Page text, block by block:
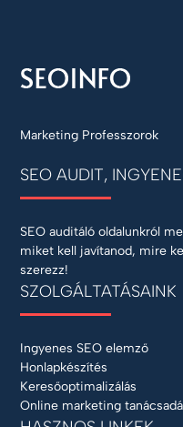
Marketing Professzorok
SEO AUDIT,
SEO auditáló oldalunkról
miket kell javítanod, mire
szerezz!
SZOLGÁLTATÁSAINK
Ingyenes SEO elemző
Honlapkészítés
Keresőoptimalizálás
Online marketing